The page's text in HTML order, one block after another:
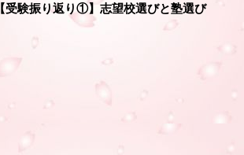
【受験振り返り①】志望校選びと塾選び